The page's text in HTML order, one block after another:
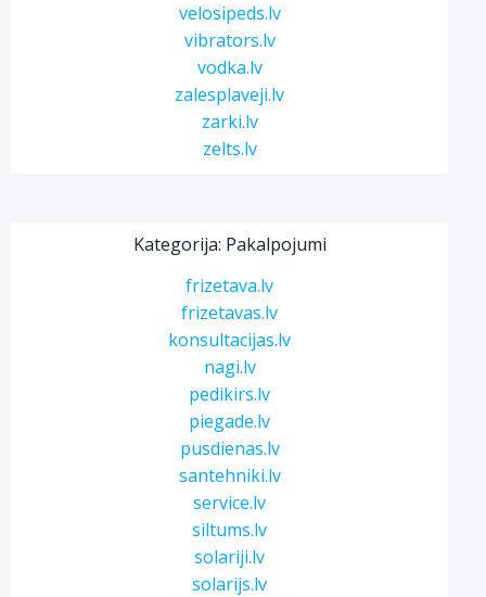
velosipeds.lv
vibrators.lv
vodka.lv
zalesplaveji.lv
zarki.lv
zelts.lv
Kategorija: Pakalpojumi
frizetava.lv
frizetavas.lv
konsultacijas.lv
nagi.lv
pedikirs.lv
piegade.lv
pusdienas.lv
santehniki.lv
service.lv
siltums.lv
solariji.lv
solarijs.lv